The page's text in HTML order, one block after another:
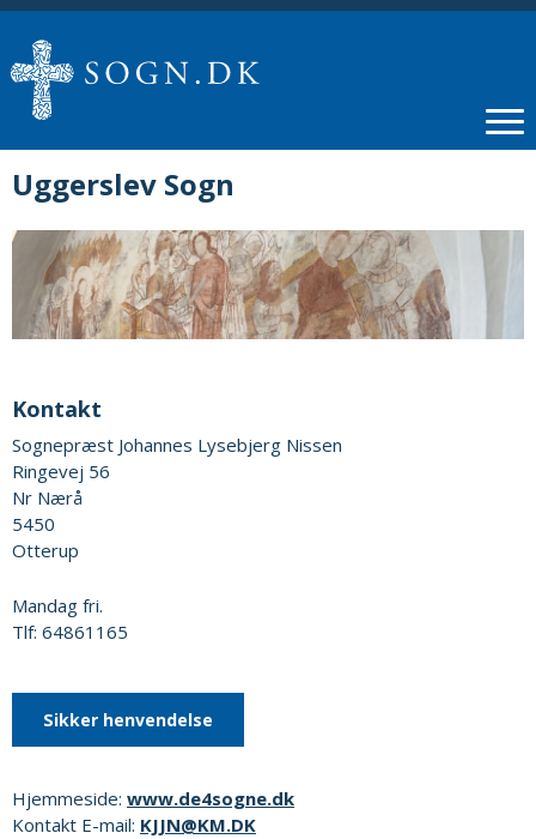
Uggerslev Sogn
Kontakt
Sognepræst Johannes Lysebjerg Nissen
Ringevej 56
Nr Nærå
5450
Otterup
Mandag fri.
Tlf: 64861165
Sikker henvendelse
Hjemmeside: www.de4sogne.dk
Kontakt E-mail: KJJN@KM.DK